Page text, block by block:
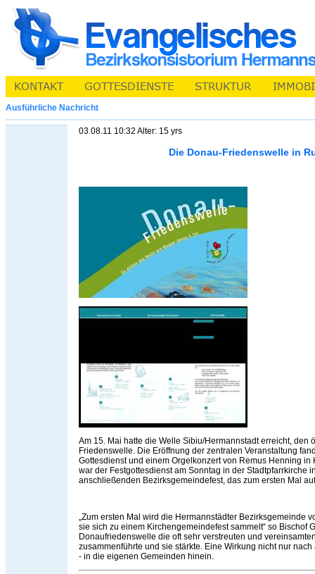
Ausführliche Nachricht
03.08.11 10:32 Alter: 15 yrs
Die Donau-Friedenswelle in
Am 15. Mai hatte die Welle Sibiu/Hermannstadt erreicht, den
Friedenswelle. Die Eröffnung der zentralen Veranstaltung
Gottesdienst und einem Orgelkonzert von Remus Henning in
war der Festgottesdienst am Sonntag in der Stadtpfarrkirche
anschließenden Bezirksgemeindefest, das zum ersten Mal
„Zum ersten Mal wird die Hermannstädter Bezirksgemeinde
sie sich zu einem Kirchengemeindefest sammelt“ so Bischof
Donaufriedenswelle die oft sehr verstreuten und
zusammenführte und sie stärkte. Eine Wirkung nicht nur
- in die eigenen Gemeinden hinein.